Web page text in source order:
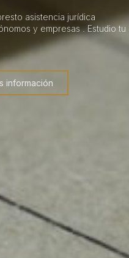
asistencia jurídica
y empresas . Estudio tu
información